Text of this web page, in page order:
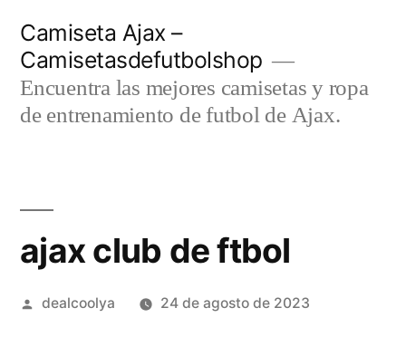
contenido
Camiseta Ajax –
Camisetasdefutbolshop
Encuentra las mejores camisetas y ropa
de entrenamiento de futbol de Ajax.
ajax club de ftbol
Publicado
dealcoolya 24 de agosto de 2023